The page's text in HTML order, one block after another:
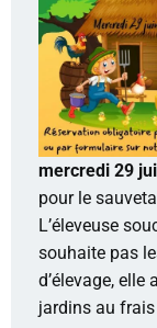
mercredi 29
pour le
L’éleveuse
souhaite pas
d’élevage,
jardins au